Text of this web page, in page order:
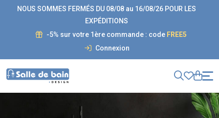
NOUS SOMMES FERMÉS DU 08/08 au 16/08/26 POUR LES
EXPÉDITIONS
-5% sur votre 1ère commande : code FREE5
Connexion